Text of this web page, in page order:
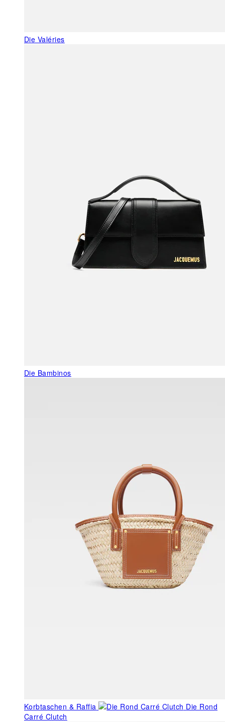
Die Valéries
Die Bambinos
Korbtaschen & Raffia
Die Rond
Carré Clutch